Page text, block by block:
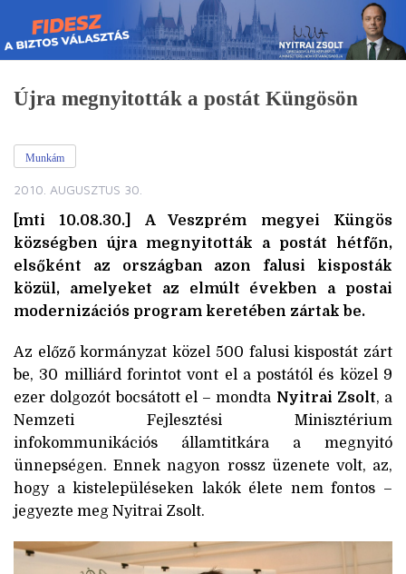
Skip
to
content
Újra megnyitották a postát Küngösön
Munkám
2010. AUGUSZTUS 30.
[mti 10.08.30.] A Veszprém megyei Küngös
községben újra megnyitották a postát hétfőn,
elsőként az országban azon falusi kisposták
közül, amelyeket az elmúlt években a postai
modernizációs program keretében zártak be.
Az előző kormányzat közel 500 falusi kispostát zárt
be, 30 milliárd forintot vont el a postától és közel 9
ezer dolgozót bocsátott el – mondta Nyitrai Zsolt, a
Nemzeti Fejlesztési Minisztérium
infokommunikációs államtitkára a megnyitó
ünnepségen. Ennek nagyon rossz üzenete volt, az,
hogy a kistelepüléseken lakók élete nem fontos –
jegyezte meg Nyitrai Zsolt.